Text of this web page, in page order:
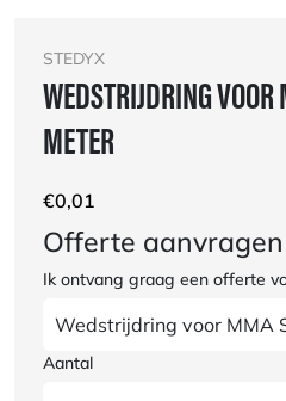
STEDYX
WEDSTRIJDRING
METER
€0,01
Offerte aanvragen
Ik ontvang graag een offerte
Aantal